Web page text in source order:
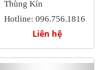
Thùng Kín
Hotline: 096.756.1816
Liên hệ